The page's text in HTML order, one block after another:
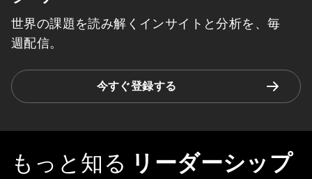
世界の課題を読み解くインサイトと分析を、毎
週配信。
今すぐ登録する
もっと知る リーダーシップ